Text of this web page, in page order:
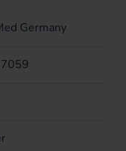
Germany